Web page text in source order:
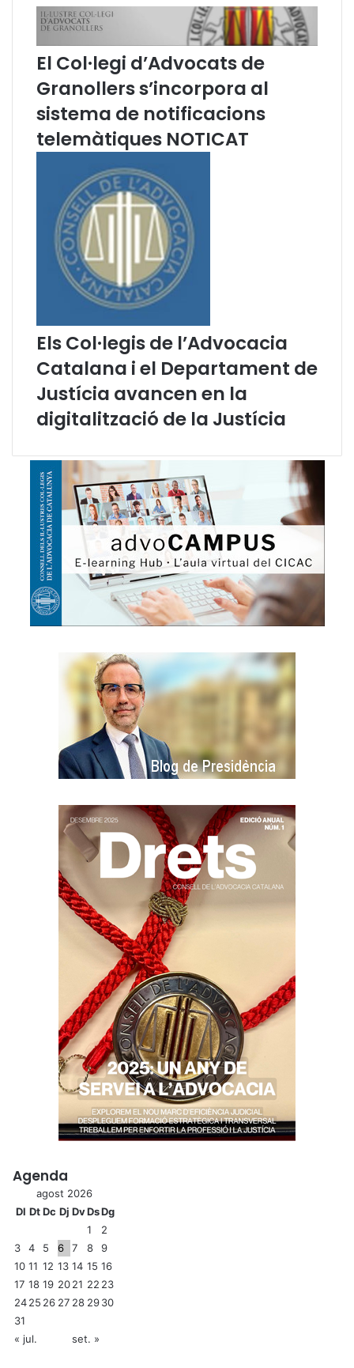
è
n
c
e
s
P
o
c
à
r
r
e
c
d
e
F
a
n
d
o
l
l
o
El Col·legi d’Advocats de
Granollers s’incorpora al
sistema de notificacions
telemàtiques NOTICAT
Els Col·legis de l’Advocacia
Catalana i el Departament de
Justícia avancen en la
digitalització de la Justícia
Agenda
agost 2026
Dl DtDc Dj DvDsDg
1
2
3
4 5 6 7 8
9
10 11 12 13 14 15 16
17 18 19 2021 22 23
2425 26 27 28 2930
31
« jul.
set. »